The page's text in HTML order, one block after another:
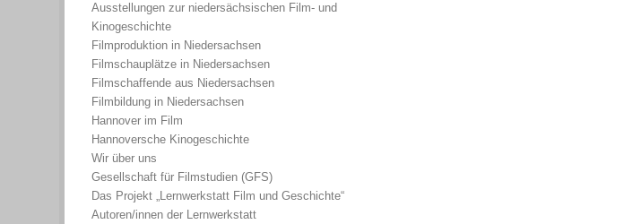
Ausstellungen zur niedersächsischen Film- und
Kinogeschichte
Filmproduktion in Niedersachsen
Filmschauplätze in Niedersachsen
Filmschaffende aus Niedersachsen
Filmbildung in Niedersachsen
Hannover im Film
Hannoversche Kinogeschichte
Wir über uns
Gesellschaft für Filmstudien (GFS)
Das Projekt „Lernwerkstatt Film und Geschichte“
Autoren/innen der Lernwerkstatt